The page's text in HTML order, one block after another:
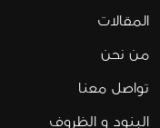
المقالات
من نحن
تواصل معنا
البنود و الظروف